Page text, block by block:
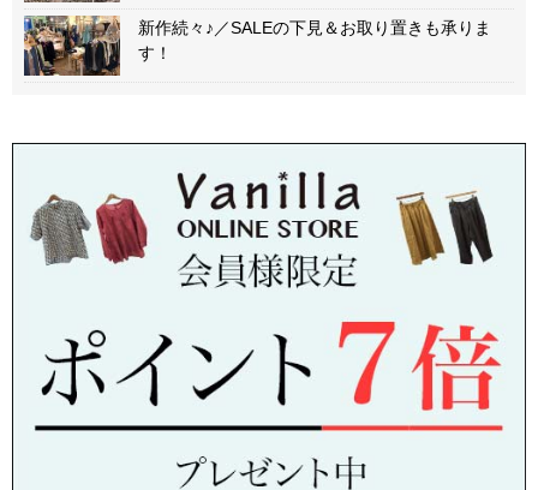
新作続々♪／SALEの下見＆お取り置きも承りま
す！